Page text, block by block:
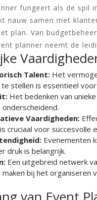
fungeert als de spil
nauw samen met
plan. Van
planner neemt de
Talent: Het
stellen is essentieel
Het bedenken van
Vaardigheden:
cruciaal voor succesvolle
Evenementen
druk is belangrijk.
Een uitgebreid netwerk
bij het organiseren
van Event